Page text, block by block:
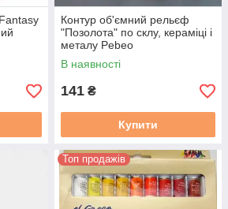
Призма Pebeo prisme
Контур об'ємний рельєф
"Позолота" по склу, кераміці і
металу Pebeo
В наявності
141 ₴
Купити
Топ продажів